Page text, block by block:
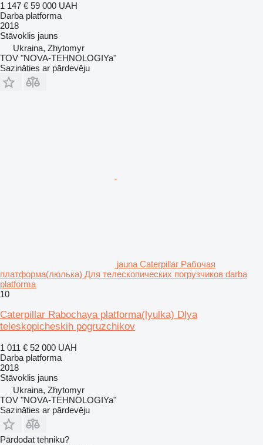
1 147 € 59 000 UAH
Darba platforma
2018
Stāvoklis jauns
Ukraina, Zhytomyr
TOV "NOVA-TEHNOLOGIYa"
Sazināties ar pārdevēju
jauna Caterpillar Рабочая
платформа(люлька) Для телескопических погрузчиков darba
platforma
10
Caterpillar Rabochaya platforma(lyulka) Dlya
teleskopicheskih pogruzchikov
1 011 € 52 000 UAH
Darba platforma
2018
Stāvoklis jauns
Ukraina, Zhytomyr
TOV "NOVA-TEHNOLOGIYa"
Sazināties ar pārdevēju
Pārdodat tehniku?